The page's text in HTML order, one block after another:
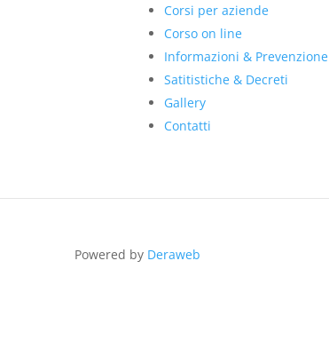
Corsi per aziende
Corso on line
Informazioni & Prevenzione
Satitistiche & Decreti
Gallery
Contatti
Powered by Deraweb